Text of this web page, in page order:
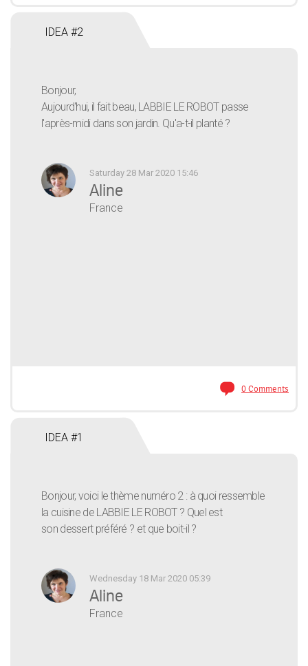
IDEA #2
Bonjour,
Aujourd'hui, il fait beau, LABBIE LE ROBOT passe
l'après-midi dans son jardin. Qu'a-t-il planté ?
Saturday 28 Mar 2020 15:46
Aline
France
0 Comments
IDEA #1
Bonjour, voici le thème numéro 2 : à quoi ressemble
la cuisine de LABBIE LE ROBOT ? Quel est
son dessert préféré ? et que boit-il ?
Wednesday 18 Mar 2020 05:39
Aline
France